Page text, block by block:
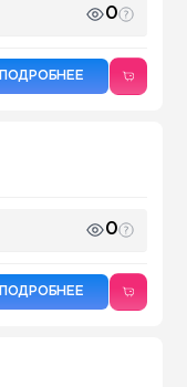
0
ПОДРОБНЕЕ
0
ПОДРОБНЕЕ